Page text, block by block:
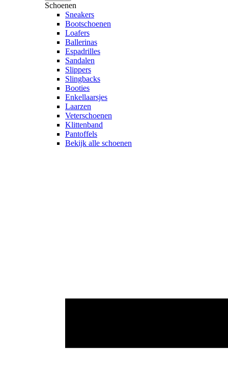
Schoenen
Sneakers
Bootschoenen
Loafers
Ballerinas
Espadrilles
Sandalen
Slippers
Slingbacks
Booties
Enkellaarsjes
Laarzen
Veterschoenen
Klittenband
Pantoffels
Bekijk alle schoenen